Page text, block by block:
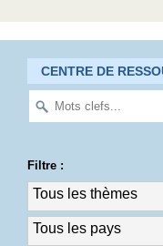
CENTRE DE
Filtre :